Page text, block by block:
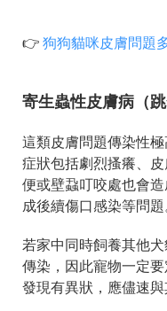
👉 狗狗貓咪皮膚問題
寄生蟲性皮膚病（
這類皮膚問題傳染性極
症狀包括劇烈搔癢、
便或壁蝨叮咬處也會
成後續傷口感染等問題
若家中同時飼養其他
傳染，因此寵物一定
發現有異狀，應儘速與